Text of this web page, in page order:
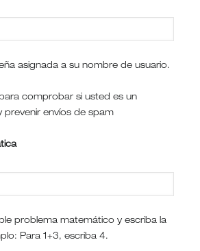
asignada a su nombre de usuario.
comprobar si usted es un
prevenir envíos de spam
problema matemático y escriba la
Para 1+3, escriba 4.